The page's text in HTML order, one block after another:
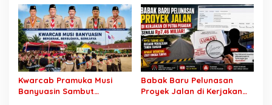
“Kegaduhan Siber” Alasan
Menjerat Warga
bagi Warga Lokal
Kwarcab Pramuka Musi
Banyuasin Sambut
Babak Baru Pelunasan
Proyek Jalan di Kerjakan